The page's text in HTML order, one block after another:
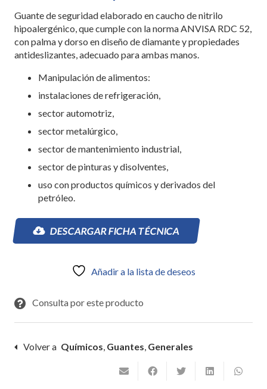
cantidad
Guante de seguridad elaborado en caucho de nitrilo
hipoalergénico, que cumple con la norma ANVISA RDC 52,
con palma y dorso en diseño de diamante y propiedades
antideslizantes, adecuado para ambas manos.
Manipulación de alimentos:
instalaciones de refrigeración,
sector automotriz,
sector metalúrgico,
sector de mantenimiento industrial,
sector de pinturas y disolventes,
uso con productos químicos y derivados del
petróleo.
DESCARGAR FICHA TÉCNICA
Añadir a la lista de deseos
Consulta por este producto
Volver a Químicos, Guantes, Generales